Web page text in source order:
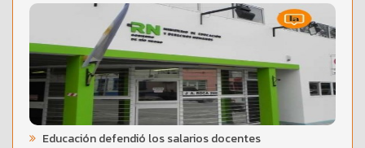
Educación defendió los salarios docentes